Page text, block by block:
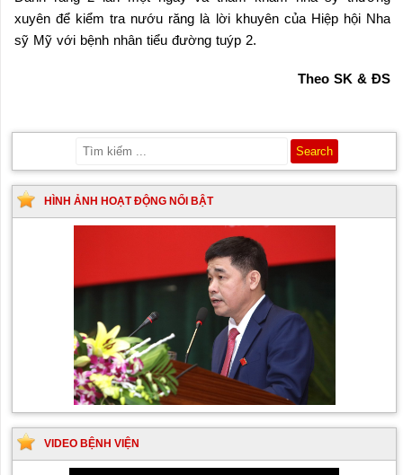
xuyên để kiểm tra nướu răng là lời khuyên của Hiệp hội Nha
sỹ Mỹ với bệnh nhân tiểu đường tuýp 2.
Theo SK & ĐS
HÌNH ẢNH HOẠT ĐỘNG NỔI BẬT
VIDEO BỆNH VIỆN